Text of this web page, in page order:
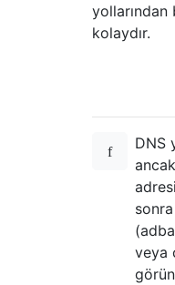
kolaydır.
DNS
ancak
veya